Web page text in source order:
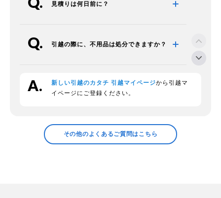
見積りは何日前に？
引越の際に、不用品は処分できますか？
段ボールの回収をお願いできますか？
領収証の発行などについて確認したい
新しい引越のカタチ 引越マイページから引越マ
イページにご登録ください。
その他のよくあるご質問はこちら